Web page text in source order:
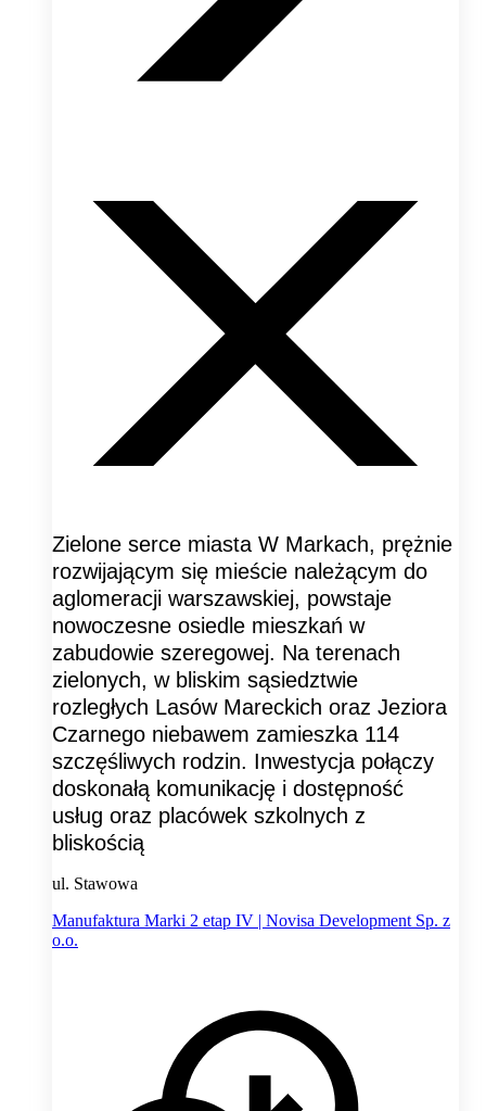
Zielone serce miasta W Markach, prężnie
rozwijającym się mieście należącym do
aglomeracji warszawskiej, powstaje
nowoczesne osiedle mieszkań w
zabudowie szeregowej. Na terenach
zielonych, w bliskim sąsiedztwie
rozległych Lasów Mareckich oraz Jeziora
Czarnego niebawem zamieszka 114
szczęśliwych rodzin. Inwestycja połączy
doskonałą komunikację i dostępność
usług oraz placówek szkolnych z
bliskością
ul. Stawowa
Manufaktura Marki 2 etap IV | Novisa Development Sp. z
o.o.